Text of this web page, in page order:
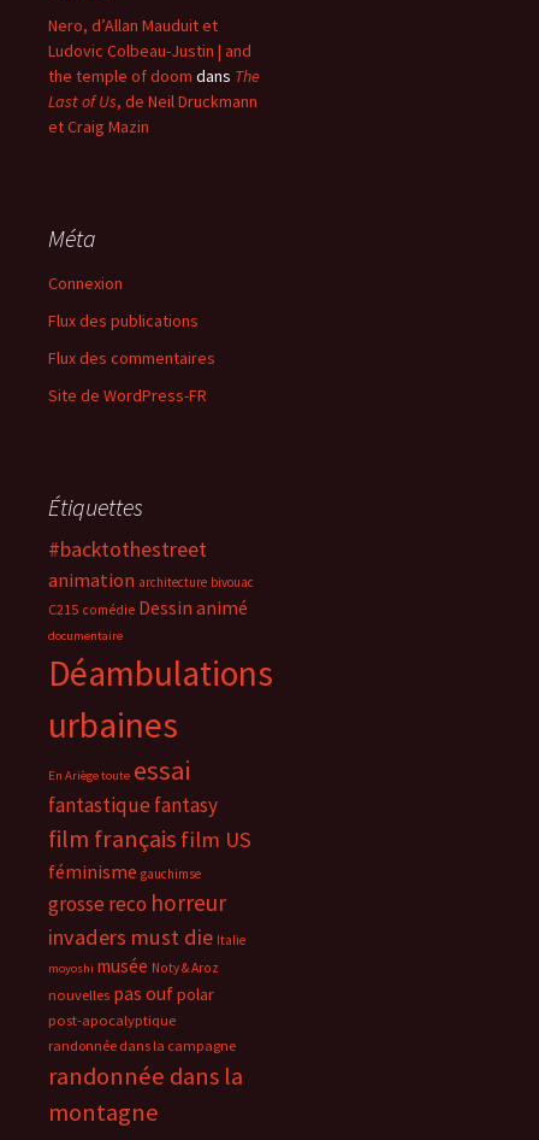
Nero, d’Allan Mauduit et
Ludovic Colbeau-Justin | and
the temple of doom dans The
Last of Us, de Neil Druckmann
et Craig Mazin
Méta
Connexion
Flux des publications
Flux des commentaires
Site de WordPress-FR
Étiquettes
#backtothestreet
animation architecture bivouac
C215 comédie Dessin animé
documentaire
Déambulations
urbaines
En Ariège toute essai
fantastiquefantasy
film français film US
féminisme gauchimse
grosse reco horreur
invaders must die Italie
moyoshi musée Noty & Aroz
nouvelles pas oufpolar
post-apocalyptique
randonnée dans la campagne
randonnée dans la
montagne